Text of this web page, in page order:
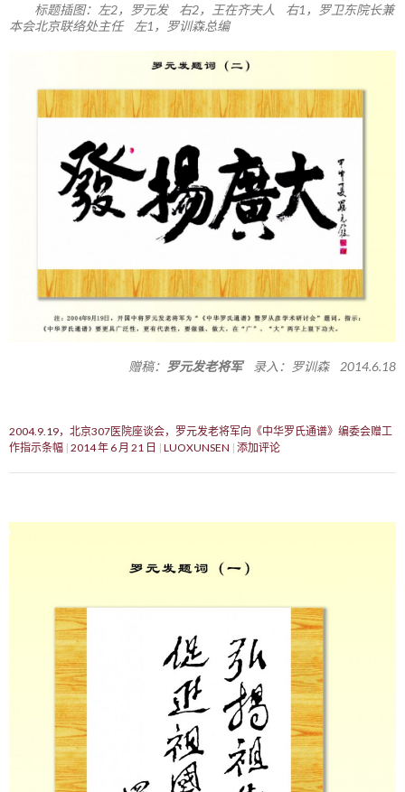
标题插图：左2，罗元发 右2，王在齐夫人 右1，罗卫东院长兼
本会北京联络处主任 左1，罗训森总编
赠稿： 罗元发老将军录入：罗训森 2014.6.18
2004.9.19，北京307医院座谈会，罗元发老将军向《中华罗氏通谱》编委会赠工
作指示条幅 2014 年 6 月 21 日 LUOXUNSEN 添加评论